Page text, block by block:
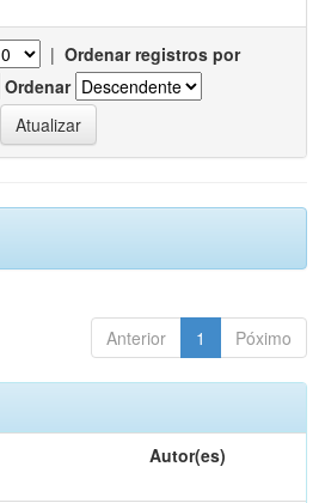
| Ordenar registros por
Ordenar
Anterior 1 Póximo
Autor(es)